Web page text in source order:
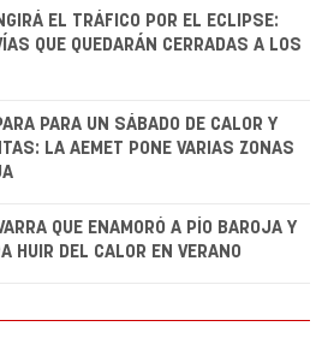
EL TRÁFICO POR EL ECLIPSE:
QUE QUEDARÁN CERRADAS A LOS
PARA UN SÁBADO DE CALOR Y
LA AEMET PONE VARIAS ZONAS
QUE ENAMORÓ A PÍO BAROJA Y
HUIR DEL CALOR EN VERANO